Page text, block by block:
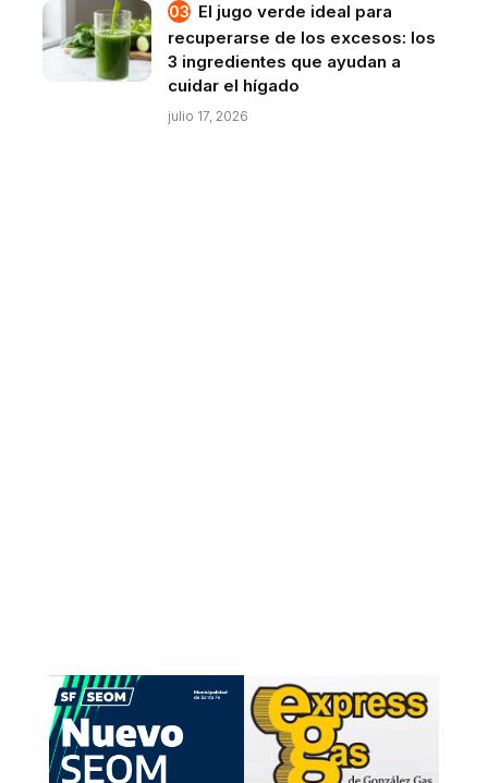
El jugo verde ideal para
recuperarse de los excesos: los
3 ingredientes que ayudan a
cuidar el hígado
julio 17, 2026